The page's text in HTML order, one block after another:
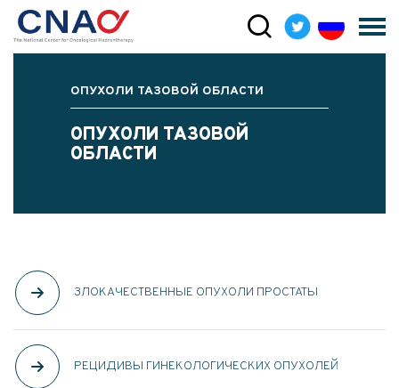
ОПУХОЛИ ТАЗОВОЙ ОБЛАСТИ
ОПУХОЛИ ТАЗОВОЙ
ОБЛАСТИ
ЗЛОКАЧЕСТВЕННЫЕ ОПУХОЛИ ПРОСТАТЫ
РЕЦИДИВЫ ГИНЕКОЛОГИЧЕСКИХ ОПУХОЛЕЙ